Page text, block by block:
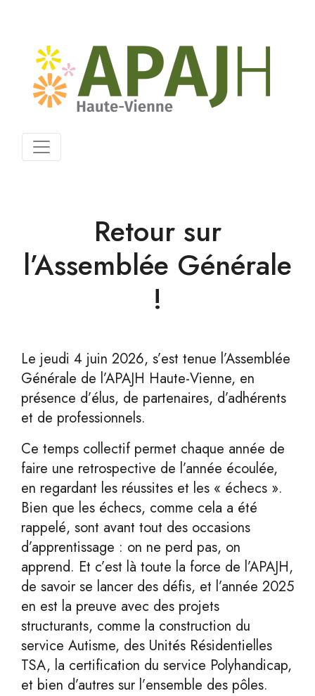
Retour sur
l’Assemblée Générale
!
Le jeudi 4 juin 2026, s’est tenue l’Assemblée
Générale de l’APAJH Haute-Vienne, en
présence d’élus, de partenaires, d’adhérents
et de professionnels.
Ce temps collectif permet chaque année de
faire une retrospective de l’année écoulée,
en regardant les réussites et les « échecs ».
Bien que les échecs, comme cela a été
rappelé, sont avant tout des occasions
d’apprentissage : on ne perd pas, on
apprend. Et c’est là toute la force de l’APAJH,
de savoir se lancer des défis, et l’année 2025
en est la preuve avec des projets
structurants, comme la construction du
service Autisme, des Unités Résidentielles
TSA, la certification du service Polyhandicap,
et bien d’autres sur l’ensemble des pôles.